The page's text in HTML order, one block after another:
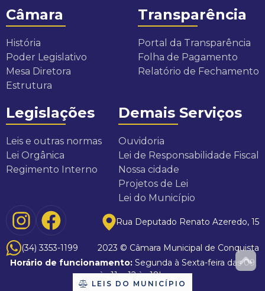
n
q
u
i
s
t
a
LEIS DO MUNICÍPIO
Câmara
História
Poder Legislativo
Mesa Diretora
Estrutura
Transparência
Portal da Transparência
Folha de Pagamento
Relatório de Fechamento
Legislações
Leis e outras normas
Lei Orgânica
Regimento Interno
Demais Serviços
Ouvidoria
Lei de Responsabilidade Fiscal
Nossa cidade
Projetos de Lei
Lei do Município
2023 © Câmara Municipal de Conquista
Rua Deputado Renato Azeredo, 15
(34) 3353-1199
Horário de funcionamento: Segunda à Sexta-feira das 09
às 11 e 12 às 18h.